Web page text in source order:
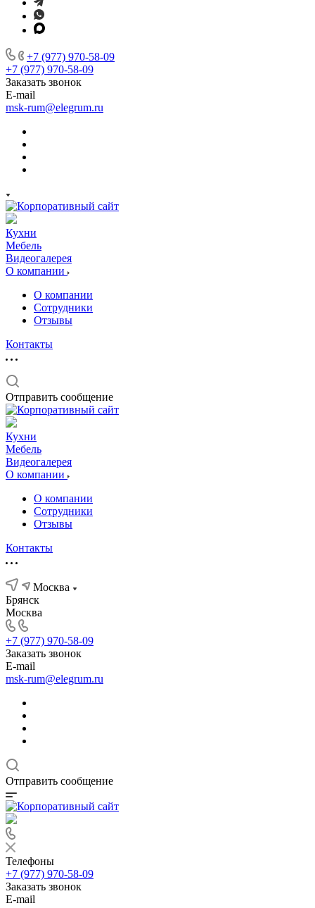
+7 (977) 970-58-09
+7 (977) 970-58-09
Заказать звонок
E-mail
msk-rum@elegrum.ru
Кухни
Мебель
Видеогалерея
О компании
О компании
Сотрудники
Отзывы
Контакты
Отправить сообщение
Кухни
Мебель
Видеогалерея
О компании
О компании
Сотрудники
Отзывы
Контакты
Москва
Брянск
Москва
+7 (977) 970-58-09
Заказать звонок
E-mail
msk-rum@elegrum.ru
Отправить сообщение
Телефоны
+7 (977) 970-58-09
Заказать звонок
E-mail